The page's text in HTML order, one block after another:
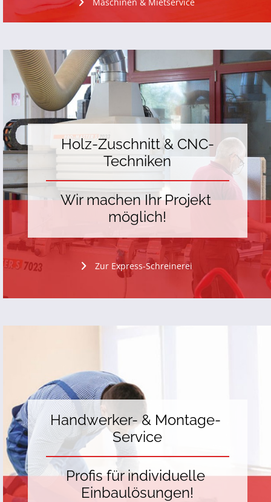
Handwerker- & Montage-
Service
Profis für individuelle
Einbaulösungen!
Holz-Zuschnitt & CNC-
Techniken
Wir machen Ihr Projekt
möglich!
Zur Express-Schreinerei